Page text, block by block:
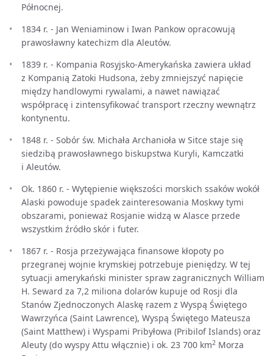
Północnej.
1834 r. - Jan Weniaminow i Iwan Pankow opracowują
prawosławny katechizm dla Aleutów.
1839 r. - Kompania Rosyjsko-Amerykańska zawiera układ
z Kompanią Zatoki Hudsona, żeby zmniejszyć napięcie
między handlowymi rywalami, a nawet nawiązać
współpracę i zintensyfikować transport rzeczny wewnątrz
kontynentu.
1848 r. - Sobór św. Michała Archanioła w Sitce staje się
siedzibą prawosławnego biskupstwa Kuryli, Kamczatki
i Aleutów.
Ok. 1860 r. - Wytępienie większości morskich ssaków wokół
Alaski powoduje spadek zainteresowania Moskwy tymi
obszarami, ponieważ Rosjanie widzą w Alasce przede
wszystkim źródło skór i futer.
1867 r. - Rosja przeżywająca finansowe kłopoty po
przegranej wojnie krymskiej potrzebuje pieniędzy. W tej
sytuacji amerykański minister spraw zagranicznych William
H. Seward za 7,2 miliona dolarów kupuje od Rosji dla
Stanów Zjednoczonych Alaskę razem z Wyspą Świętego
Wawrzyńca (Saint Lawrence), Wyspą Świętego Mateusza
(Saint Matthew) i Wyspami Pribyłowa (Pribilof Islands) oraz
Aleuty (do wyspy Attu włącznie) i ok. 23 700 km2 Morza